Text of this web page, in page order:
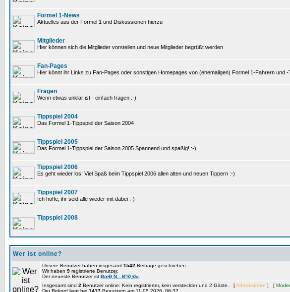
Formel 1-News
Aktuelles aus der Formel 1 und Diskussionen hierzu
Mitglieder
Hier können sich die Mitglieder vorstellen und neue Mitglieder begrüßt werden
Fan-Pages
Hier könnt ihr Links zu Fan-Pages oder sonstigen Homepages von (ehemaligen) Formel 1-Fahrern und -
Fragen
Wenn etwas unklar ist - einfach fragen :-)
Tippspiel 2004
Das Formel 1-Tippspiel der Saison 2004
Tippspiel 2005
Das Formel 1-Tippspiel der Saison 2005 Spannend und spaßig! :-)
Tippspiel 2006
Es geht wieder los! Viel Spaß beim Tippspiel 2006 allen alten und neuen Tippern :-)
Tippspiel 2007
Ich hoffe, ihr seid alle wieder mit dabei :-)
Tippspiel 2008
Wer ist online?
Unsere Benutzer haben insgesamt 1542 Beiträge geschrieben.
Wir haben 9 registrierte Benutzer.
Der neueste Benutzer ist ÐœÐ¸Ñ…Ð°Ð¸Ð»
Insgesamt sind 2 Benutzer online: Kein registrierter, kein versteckter und 2 Gäste. [Administrator ] [
Der Rekord liegt bei 1417 Benutzern am 11.05.2026, 06:32.